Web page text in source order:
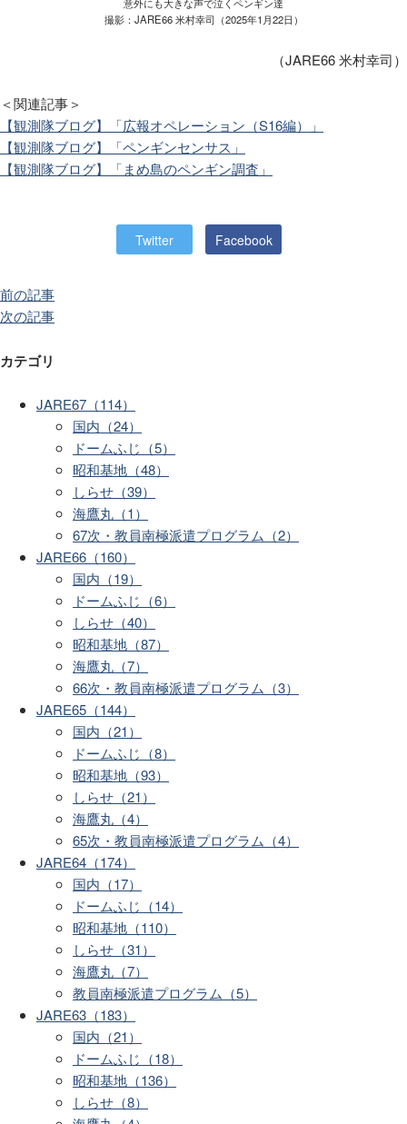
撮影：JARE66 米村幸司（2025年1月22日）
（JARE66 米村幸司）
＜関連記事＞
【観測隊ブログ】「広報オペレーション（S16編）」
【観測隊ブログ】「ペンギンセンサス」
【観測隊ブログ】「まめ島のペンギン調査」
Twitter Facebook
前の記事
次の記事
カテゴリ
JARE67（114）
国内（24）
ドームふじ（5）
昭和基地（48）
しらせ（39）
海鷹丸（1）
67次・教員南極派遣プログラム（2）
JARE66（160）
国内（19）
ドームふじ（6）
しらせ（40）
昭和基地（87）
海鷹丸（7）
66次・教員南極派遣プログラム（3）
JARE65（144）
国内（21）
ドームふじ（8）
昭和基地（93）
しらせ（21）
海鷹丸（4）
65次・教員南極派遣プログラム（4）
JARE64（174）
国内（17）
ドームふじ（14）
昭和基地（110）
しらせ（31）
海鷹丸（7）
教員南極派遣プログラム（5）
JARE63（183）
国内（21）
ドームふじ（18）
昭和基地（136）
しらせ（8）